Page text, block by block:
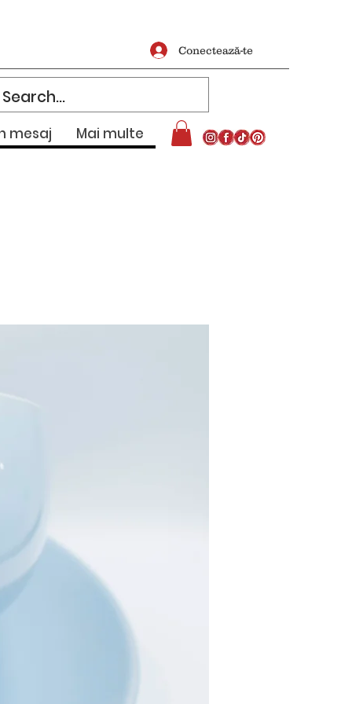
Conectează-te
mesaj Mai multe